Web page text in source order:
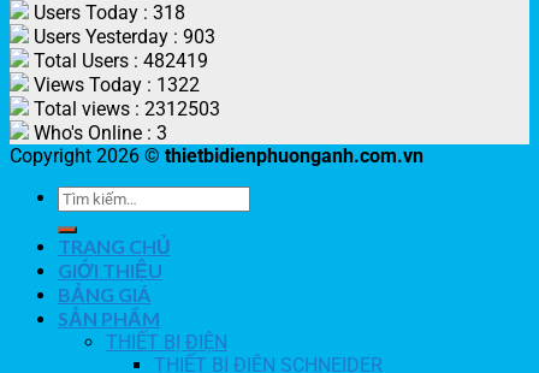
Users Today : 318
Users Yesterday : 903
Total Users : 482419
Views Today : 1322
Total views : 2312503
Who's Online : 3
Copyright 2026 © thietbidienphuonganh.com.vn
TRANG CHỦ
GIỚI THIỆU
BẢNG GIÁ
SẢN PHẨM
THIẾT BỊ ĐIỆN
THIẾT BỊ ĐIỆN SCHNEIDER